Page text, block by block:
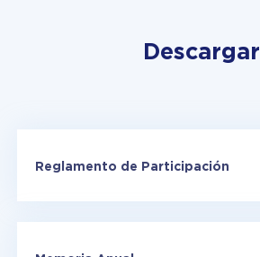
Descargar
Reglamento de Participación